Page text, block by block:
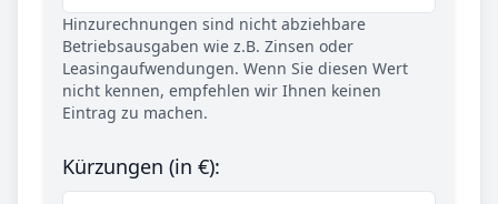
Hinzurechnungen sind nicht abziehbare
Betriebsausgaben wie z.B. Zinsen oder
Leasingaufwendungen. Wenn Sie diesen Wert
nicht kennen, empfehlen wir Ihnen keinen
Eintrag zu machen.
Kürzungen (in €):